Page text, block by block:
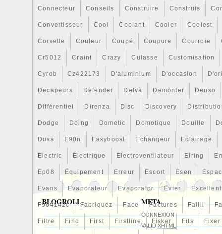
Connecteur Conseils Construire Construis
Convertisseur Cool Coolant Cooler Coolest
Corvette Couleur Coupé Coupure Courroie
Cr5012 Craint Crazy Culasse Customisation
Cyrob Cz422173 D'aluminium D'occasion
Decapeurs Defender Delva Demonter Denso
Différentiel Direnza Disc Discovery
Dodge Doing Dometic Domotique Douille
Duss E90n Easyboost Echangeur Eclairage
Electric Électrique Electroventilateur Elring
Ep08 Équipement Erreur Escort Esen
Evans Evaporateur Evaporator Evier Excellent
F964142c Fabriquez Face Factures Failli
Filtre Find First Firstline Fisker Fits Fixer
BLOGROLL META
CONNEXION
VALIDXHTML